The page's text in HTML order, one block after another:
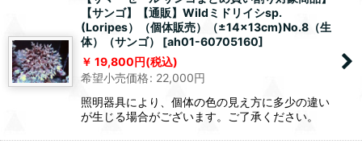
【サンゴ】【通販】Wildミドリイシsp.
(Loripes）（個体販売）（±14x13cm)No.8（生
体）（サンゴ）
[ah01-60705160]
19,800円(税込)
希望小売価格: 22,000円
照明器具により、個体の色の見え方に多少の違い
が生じる場合がございます。ご了承ください。